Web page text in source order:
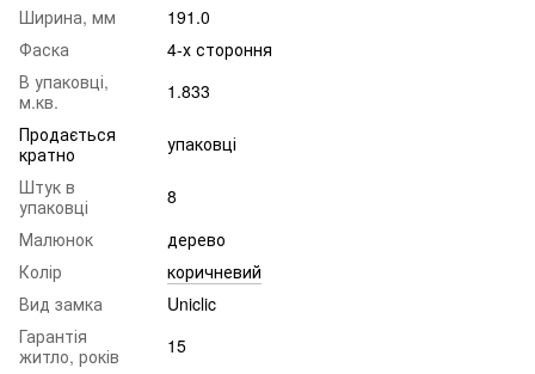
Ширина, мм
191.0
Фаска
4-х стороння
В упаковці,
м.кв.
1.833
Продається
кратно
упаковці
Штук в
упаковці
8
Малюнок
дерево
Колір
коричневий
Вид замка
Uniclic
Гарантія
житло, років
15